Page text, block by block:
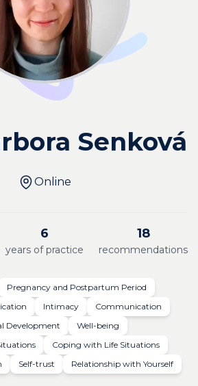
Senková
Online
6
years of practice
18
recommendations
Pregnancy and Postpartum Period
Intimacy
Communication
Development
Well-being
Coping with Life Situations
Self-trust Relationship with Yourself